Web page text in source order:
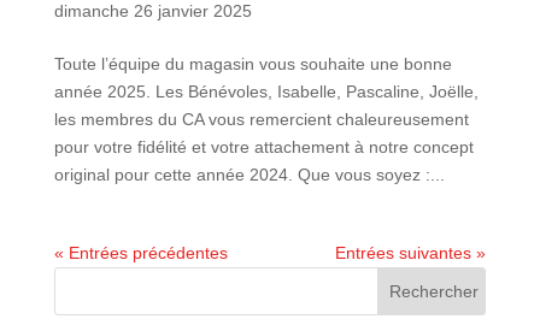
dimanche 26 janvier 2025
Toute l’équipe du magasin vous souhaite une bonne
année 2025. Les Bénévoles, Isabelle, Pascaline, Joëlle,
les membres du CA vous remercient chaleureusement
pour votre fidélité et votre attachement à notre concept
original pour cette année 2024. Que vous soyez :...
« Entrées précédentes Entrées suivantes »